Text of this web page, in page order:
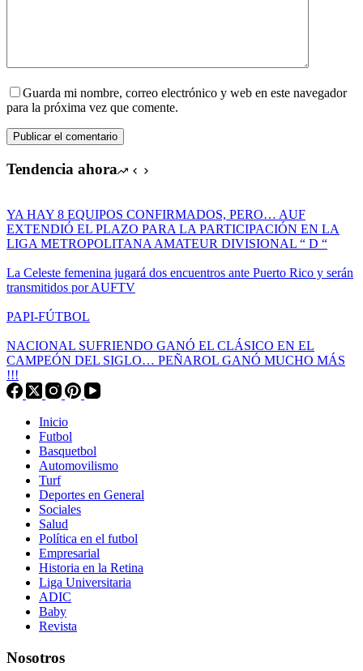
Guarda mi nombre, correo electrónico y web en este navegador
para la próxima vez que comente.
Publicar el comentario
Tendencia ahora
YA HAY 8 EQUIPOS CONFIRMADOS, PERO… AUF
EXTENDIÓ EL PLAZO PARA LA PARTICIPACIÓN EN LA
LIGA METROPOLITANA AMATEUR DIVISIONAL “ D “
La Celeste femenina jugará dos encuentros ante Puerto Rico y serán
transmitidos por AUFTV
PAPI-FÚTBOL
NACIONAL SUFRIENDO GANÓ EL CLÁSICO EN EL
CAMPEÓN DEL SIGLO… PEÑAROL GANÓ MUCHO MÁS
!!!
Inicio
Futbol
Basquetbol
Automovilismo
Turf
Deportes en General
Sociales
Salud
Política en el futbol
Empresarial
Historia en la Retina
Liga Universitaria
ADIC
Baby
Revista
Nosotros